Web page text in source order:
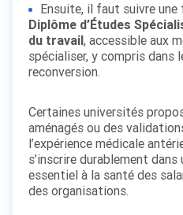
Ensuite, il faut suivre
Diplôme d’Études
du travail, accessible aux
spécialiser, y compris dans
reconversion.
Certaines universités
aménagés ou des
l’expérience médicale
s’inscrire durablement dans
essentiel à la santé des
des organisations.